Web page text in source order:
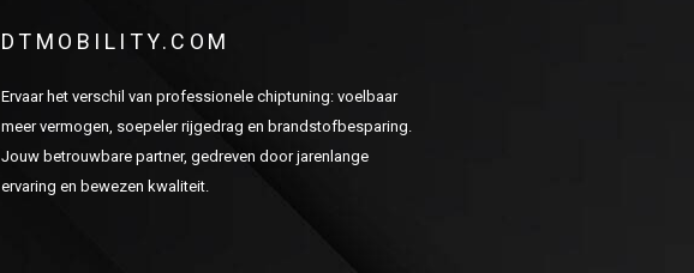
DTMOBILITY.COM
Ervaar het verschil van professionele chiptuning: voelbaar
meer vermogen, soepeler rijgedrag en brandstofbesparing.
Jouw betrouwbare partner, gedreven door jarenlange
ervaring en bewezen kwaliteit.